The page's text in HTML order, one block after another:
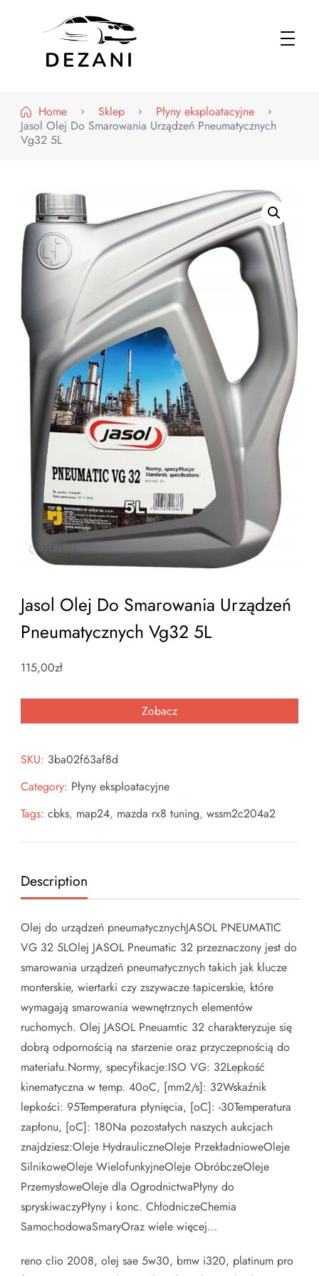
Home
Sklep
Płyny eksploatacyjne
Jasol Olej Do Smarowania Urządzeń Pneumatycznych
Vg32 5L
Jasol Olej Do Smarowania Urządzeń
Pneumatycznych Vg32 5L
115,00zł
Zobacz
SKU: 3ba02f63af8d
Category: Płyny eksploatacyjne
Tags: cbks, map24, mazda rx8 tuning, wssm2c204a2
Description
Olej do urządzeń pneumatycznychJASOL PNEUMATIC
VG 32 5LOlej JASOL Pneumatic 32 przeznaczony jest do
smarowania urządzeń pneumatycznych takich jak klucze
monterskie, wiertarki czy zszywacze tapicerskie, które
wymagają smarowania wewnętrznych elementów
ruchomych. Olej JASOL Pneuamtic 32 charakteryzuje się
dobrą odpornością na starzenie oraz przyczepnością do
materiału.Normy, specyfikacje:ISO VG: 32Lepkość
kinematyczna w temp. 40oC, [mm2/s]: 32Wskaźnik
lepkości: 95Temperatura płynięcia, [oC]: -30Temperatura
zapłonu, [oC]: 180Na pozostałych naszych aukcjach
znajdziesz:Oleje HydrauliczneOleje PrzekładnioweOleje
SilnikoweOleje WielofunkyjneOleje ObróbczeOleje
PrzemysłoweOleje dla OgrodnictwaPłyny do
spryskiwaczyPłyny i konc. ChłodniczeChemia
SamochodowaSmaryOraz wiele więcej…
reno clio 2008, olej sae 5w30, bmw i320, platinum pro